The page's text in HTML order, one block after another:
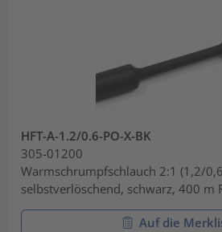
HFT-A-1.2/0.6-PO-X-BK
305-01200
Warmschrumpfschlauch 2:1 (1,2/
selbstverlöschend, schwarz, 400 m
Auf die